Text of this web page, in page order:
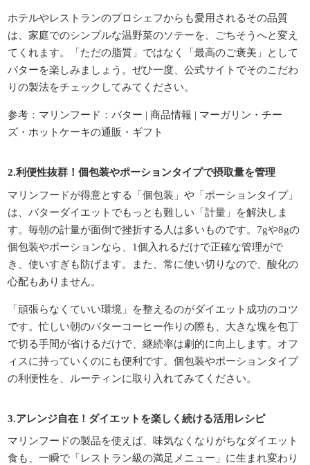
ホテルやレストランのプロシェフからも愛用されるその品質
は、家庭でのシンプルな温野菜のソテーを、ごちそうへと変え
てくれます。「ただの脂質」ではなく「最高のご褒美」として
バターを楽しみましょう。ぜひ一度、公式サイトでそのこだわ
りの製法をチェックしてみてください。
参考： マリンフード：バター | 商品情報 | マーガリン・チー
ズ・ホットケーキの通販・ギフト
2.利便性抜群！個包装やポーションタイプで摂取量を管理
マリンフードが得意とする「個包装」や「ポーションタイプ」
は、バターダイエットでもっとも難しい「計量」を解決しま
す。毎朝の計量が面倒で挫折する人は多いものです。7gや8gの
個包装やポーションなら、1個入れるだけで正確な管理がで
き、使いすぎも防げます。また、常に使い切りなので、酸化の
心配もありません。
「頑張らなくていい環境」を整えるのがダイエット成功のコツ
です。忙しい朝のバターコーヒー作りの際も、大きな塊を包丁
で切る手間が省けるだけで、継続率は劇的に向上します。オフ
ィスに持っていくのにも便利です。個包装やポーションタイプ
の利便性を、ルーティンに取り入れてみてください。
3.アレンジ自在！ダイエットを楽しく続ける活用レシピ
マリンフードの製品を使えば、味気なくなりがちなダイエット
食も、一瞬で「レストラン級の満足メニュー」に生まれ変わり